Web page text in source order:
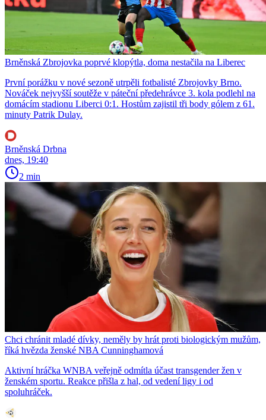
Brněnská Zbrojovka poprvé klopýtla, doma nestačila na Liberec
První porážku v nové sezoně utrpěli fotbalisté Zbrojovky Brno.
Nováček nejvyšší soutěže v páteční předehrávce 3. kola podlehl na
domácím stadionu Liberci 0:1. Hostům zajistil tři body gólem z 61.
minuty Patrik Dulay.
Brněnská Drbna
dnes, 19:40
2 min
Chci chránit mladé dívky, neměly by hrát proti biologickým mužům,
říká hvězda ženské NBA Cunninghamová
Aktivní hráčka WNBA veřejně odmítla účast transgender žen v
ženském sportu. Reakce přišla z hal, od vedení ligy i od
spoluhráček.